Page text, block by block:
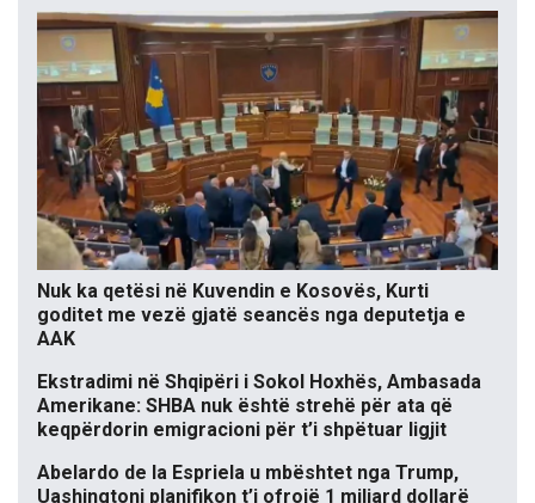
Nuk ka qetësi në Kuvendin e Kosovës, Kurti
goditet me vezë gjatë seancës nga deputetja e
AAK
Ekstradimi në Shqipëri i Sokol Hoxhës, Ambasada
Amerikane: SHBA nuk është strehë për ata që
keqpërdorin emigracioni për t’i shpëtuar ligjit
Abelardo de la Espriela u mbështet nga Trump,
Uashingtoni planifikon t’i ofrojë 1 miliard dollarë